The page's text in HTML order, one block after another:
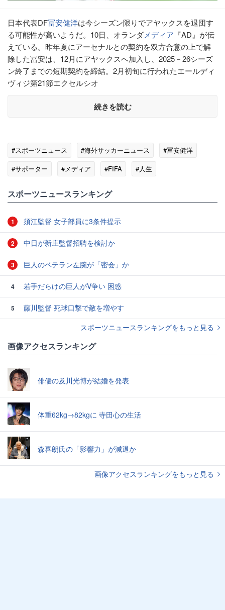
日本代表DF冨安健洋は今シーズン限りでアヤックスを退団す
る可能性が高いようだ。10日、オランダメディア 『AD』が伝
えている。昨年夏にアーセナルとの契約を双方合意の上で解
除した冨安は、12月にアヤックスへ加入し、2025－26シーズ
ン終了までの短期契約を締結。2月初旬に行われたエールディ
ヴィジ第21節エクセルシオ
続きを読む
#スポーツニュース #海外サッカーニュース
#冨安健洋
#サポーター
#メディア #FIFA
#人生
スポーツニュースランキング
1 須江監督 女子部員に3条件提示
2 中日が新庄監督招聘を検討か
3 巨人のベテラン左腕が「密会」か
4 若手だらけの巨人がV争い 困惑
5
藤川監督 死球口撃で敵を増やす
スポーツニュースランキングをもっと見る
画像アクセスランキング
俳優の及川光博が結婚を発表
体重62kg→82kgに 寺田心の生活
森喜朗氏の「影響力」が減退か
画像アクセスランキングをもっと見る